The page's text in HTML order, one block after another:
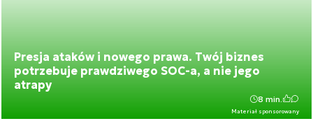
Presja ataków i nowego prawa. Twój biznes
potrzebuje prawdziwego SOC-a, a nie jego
atrapy
Materiał sponsorowany
8 min.